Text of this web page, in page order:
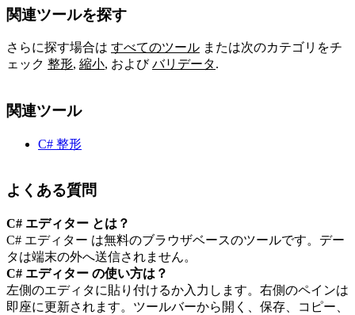
関連ツールを探す
さらに探す場合は すべてのツール または次のカテゴリをチ
ェック 整形, 縮小, および バリデータ.
関連ツール
C# 整形
よくある質問
C# エディター とは？
C# エディター は無料のブラウザベースのツールです。デー
タは端末の外へ送信されません。
C# エディター の使い方は？
左側のエディタに貼り付けるか入力します。右側のペインは
即座に更新されます。ツールバーから開く、保存、コピー、